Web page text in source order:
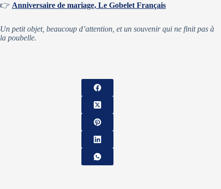
👉 Anniversaire de mariage, Le Gobelet Français
Un petit objet, beaucoup d’attention, et un souvenir qui ne finit pas à
la poubelle.